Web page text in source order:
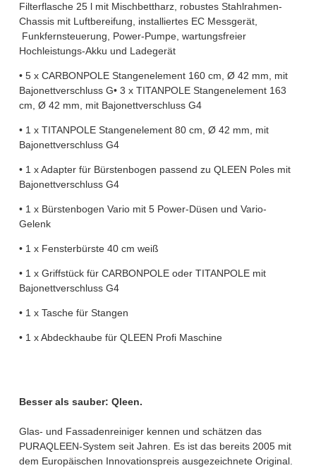
Filterflasche 25 l mit Mischbettharz, robustes Stahlrahmen-
Chassis mit Luftbereifung, installiertes EC Messgerät,
Funkfernsteuerung, Power-Pumpe, wartungsfreier
Hochleistungs-Akku und Ladegerät
• 5 x CARBONPOLE Stangenelement 160 cm, Ø 42 mm, mit
Bajonettverschluss G• 3 x TITANPOLE Stangenelement 163
cm, Ø 42 mm, mit Bajonettverschluss G4
• 1 x TITANPOLE Stangenelement 80 cm, Ø 42 mm, mit
Bajonettverschluss G4
• 1 x Adapter für Bürstenbogen passend zu QLEEN Poles mit
Bajonettverschluss G4
• 1 x Bürstenbogen Vario mit 5 Power-Düsen und Vario-
Gelenk
• 1 x Fensterbürste 40 cm weiß
• 1 x Griffstück für CARBONPOLE oder TITANPOLE mit
Bajonettverschluss G4
• 1 x Tasche für Stangen
• 1 x Abdeckhaube für QLEEN Profi Maschine
Besser als sauber: Qleen.
Glas- und Fassadenreiniger kennen und schätzen das
PURAQLEEN-System seit Jahren. Es ist das bereits 2005 mit
dem Europäischen Innovationspreis ausgezeichnete Original.